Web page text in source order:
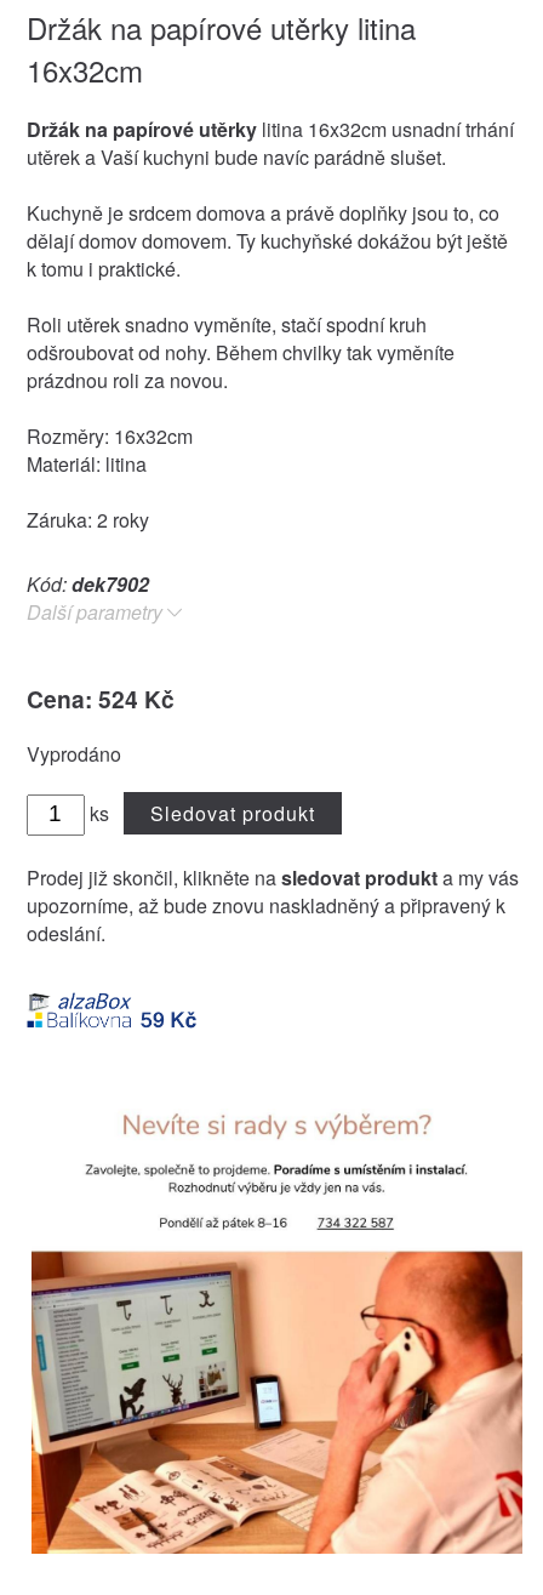
Držák na papírové utěrky litina
16x32cm
Držák na papírové utěrkylitina 16x32cm usnadní trhání
utěrek a Vaší kuchyni bude navíc parádně slušet.
Kuchyně je srdcem domova a právě doplňky jsou to, co
dělají domov domovem. Ty kuchyňské dokážou být ještě
k tomu i praktické.
Roli utěrek snadno vyměníte, stačí spodní kruh
odšroubovat od nohy. Během chvilky tak vyměníte
prázdnou roli za novou.
Rozměry: 16x32cm
Materiál: litina
Záruka: 2 roky
Kód:dek7902
Další parametry
Cena: 524 Kč
Vyprodáno
ks Sledovat produkt
Prodej již skončil, klikněte nasledovat produkta my vás
upozorníme, až bude znovu naskladněný a připravený k
odeslání.